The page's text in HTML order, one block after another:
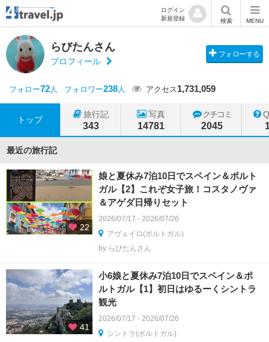
ログイン
新規登録
検索 MENU
らびたんさん
プロフィール
フォローする
フォロー72人 フォロワー238人 アクセス1,731,059
トップ
旅行記
343
写真
14781
クチコミ
2045
最近の旅行記
22
娘と夏休み7泊10日でスペイン＆ポルト
ガル【2】これぞ女子旅！コスタノヴァ
＆アゲダ日帰りセット
2026/07/17 - 2026/07/26
アヴェイロ(ポルトガル)
by らびたんさん
41
小6娘と夏休み7泊10日でスペイン＆ポ
ルトガル【1】初日はゆるーくシントラ
観光
2026/07/17 - 2026/07/26
シントラ(ポルトガル)